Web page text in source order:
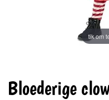
tik om
Bloederige